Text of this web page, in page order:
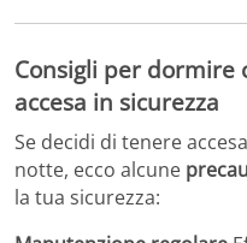
Consigli per dormire
accesa in sicurezza
Se decidi di tenere
notte, ecco alcune
la tua sicurezza: